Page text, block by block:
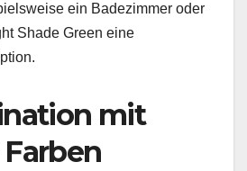
ein Badezimmer oder
Shade Green eine
mit